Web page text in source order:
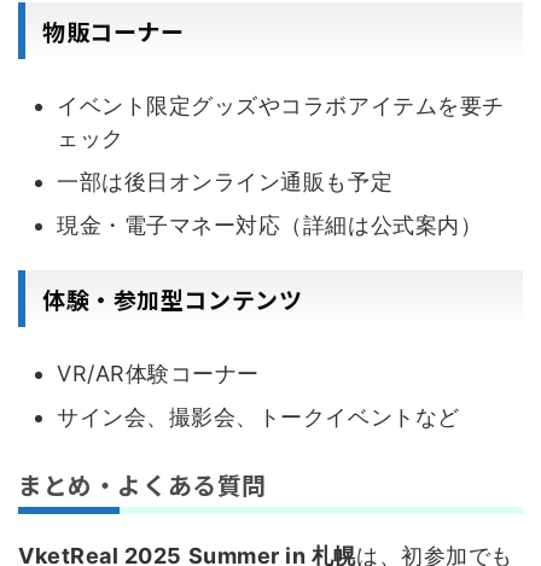
物販コーナー
イベント限定グッズやコラボアイテムを要チ
ェック
一部は後日オンライン通販も予定
現金・電子マネー対応（詳細は公式案内）
体験・参加型コンテンツ
VR/AR体験コーナー
サイン会、撮影会、トークイベントなど
まとめ・よくある質問
VketReal 2025 Summer in 札幌は、初参加でも